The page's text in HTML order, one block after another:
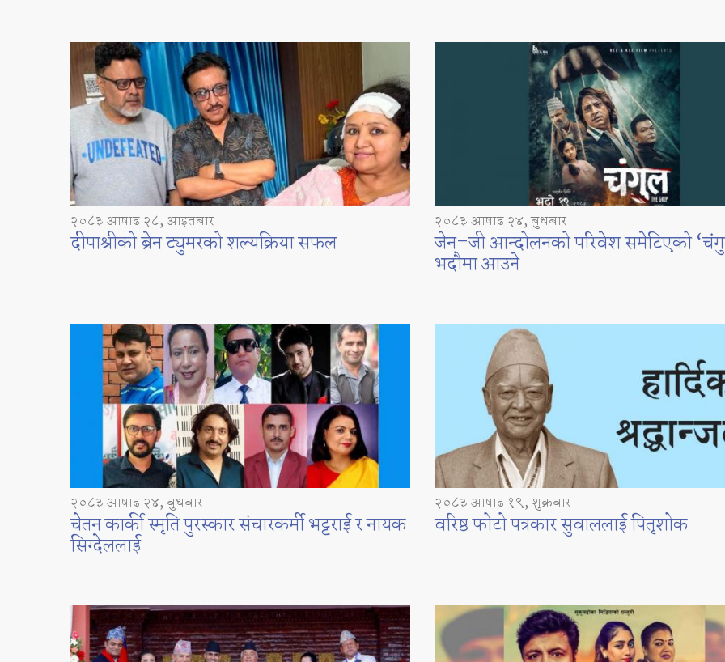
२०८३ आषाढ २८, आइतबार
दीपाश्रीको ब्रेन ट्युमरको शल्यक्रिया सफल
२०८३ आषाढ २४, बुधबार
जेन–जी आन्दोलनको परिवेश समेटिएको
भदौमा आउने
२०८३ आषाढ २४, बुधबार
चेतन कार्की स्मृति पुरस्कार संचारकर्मी भट्टराई र नायक
सिग्देललाई
२०८३ आषाढ १९, शुक्रबार
वरिष्ठ फोटो पत्रकार सुवाललाई पितृशोक